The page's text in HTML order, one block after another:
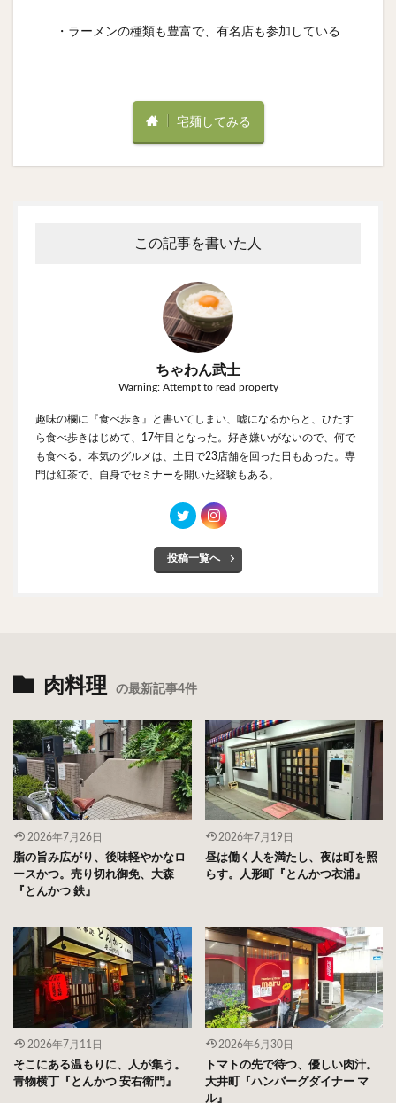
・ラーメンの種類も豊富で、有名店も参加している
宅麺してみる
この記事を書いた人
ちゃわん武士
Warning: Attempt to read property
趣味の欄に『食べ歩き』と書いてしまい、嘘になるからと、ひたす
ら食べ歩きはじめて、17年目となった。好き嫌いがないので、何で
も食べる。本気のグルメは、土日で23店舗を回った日もあった。専
門は紅茶で、自身でセミナーを開いた経験もある。
投稿一覧へ
肉料理 の最新記事4件
2026年7月26日
脂の旨み広がり、後味軽やかなロ
ースかつ。売り切れ御免、大森
『とんかつ 鉄』
2026年7月19日
昼は働く人を満たし、夜は町を照
らす。人形町『とんかつ衣浦』
2026年7月11日
そこにある温もりに、人が集う。
青物横丁『とんかつ 安右衛門』
2026年6月30日
トマトの先で待つ、優しい肉汁。
大井町『ハンバーグダイナー マ
ル』